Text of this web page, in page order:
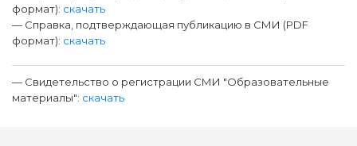
формат): скачать
— Справка, подтверждающая публикацию в СМИ (PDF
формат): скачать
— Свидетельство о регистрации СМИ "Образовательные
материалы": скачать